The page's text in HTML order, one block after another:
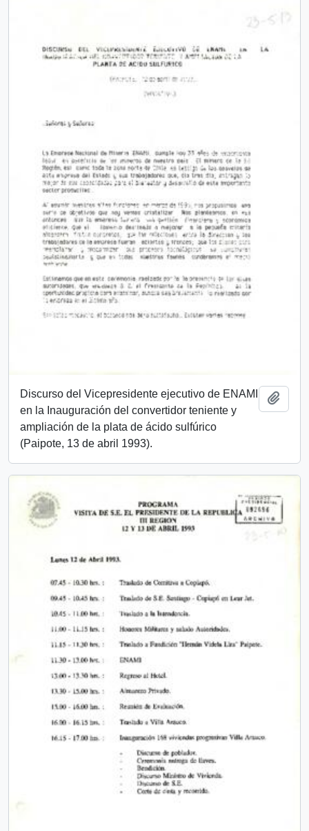
Discurso del Vicepresidente ejecutivo de ENAMI
en la Inauguración del convertidor teniente y
ampliación de la plata de ácido sulfúrico
(Paipote, 13 de abril 1993).